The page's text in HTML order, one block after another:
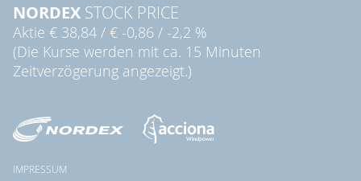
NORDEX STOCK PRICE
Aktie € 38,84 / € -0,86 / -2,2 %
(Die Kurse werden mit ca. 15 Minuten
Zeitverzögerung angezeigt.)
IMPRESSUM